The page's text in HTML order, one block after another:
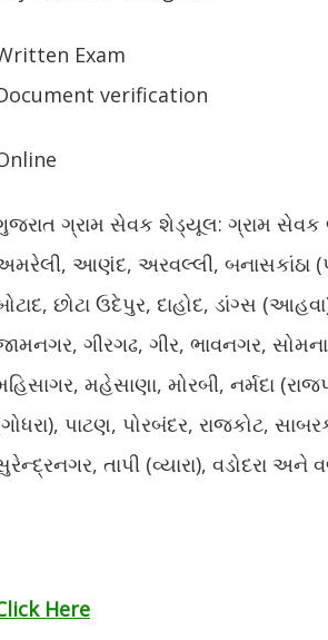
Exam
verification
ગ્રામ સેવક શેડ્યૂલ: ગ્રામ સેવક
આણંદ, અરવલ્લી, બનાસકાંઠા
છોટા ઉદેપુર, દાહોદ, ડાંગ્સ
ગીરગઢ, ગીર, ભાવનગર,
મહેસાણા, મોરબી, નર્મદા
પાટણ, પોરબંદર, રાજકોટ,
તાપી (વ્યારા), વડોદરા
Here